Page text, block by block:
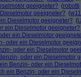
geeigneter? (robotti
geeigneter? (
Dieselmotor geeigneter? (
ein Dieselmotor geeigneter?
ein Dieselmotor
oder ein Dieselmotor
oder ein Dieselmotor
oder ein Dieselmotor
Benzin- oder ein
ein Benzin- oder ein